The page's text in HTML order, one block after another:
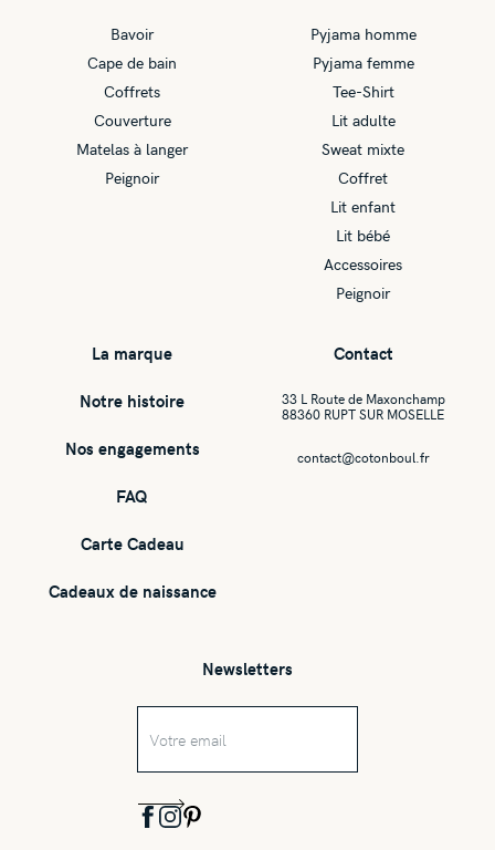
Bavoir
Cape de bain
Coffrets
Couverture
Matelas à langer
Peignoir
Pyjama homme
Pyjama femme
Tee-Shirt
Lit adulte
Sweat mixte
Coffret
Lit enfant
Lit bébé
Accessoires
Peignoir
La marque
Notre histoire
Nos engagements
FAQ
Carte Cadeau
Cadeaux de naissance
Contact
33 L Route de Maxonchamp
88360 RUPT SUR MOSELLE
contact@cotonboul.fr
Newsletters